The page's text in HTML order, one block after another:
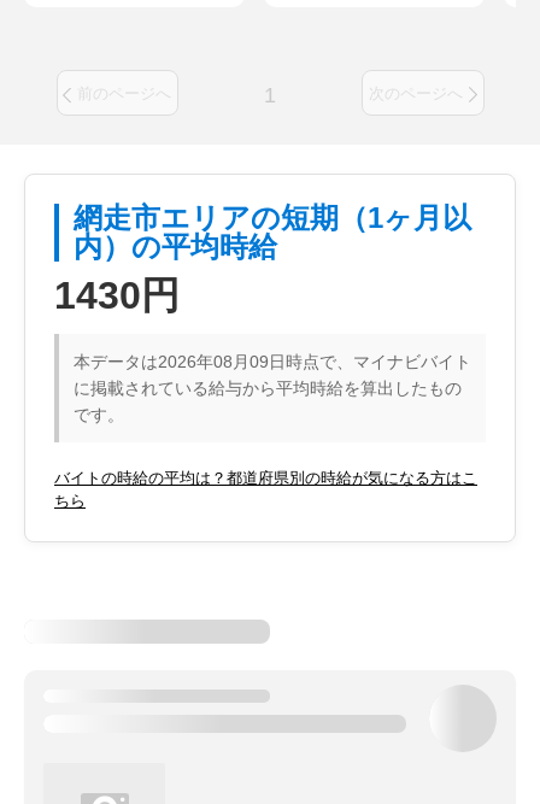
前のページへ 1 次のページへ
網走市エリアの短期（1ヶ月以
内）の平均時給
1430円
本データは2026年08月09日時点で、マイナビバイト
に掲載されている給与から平均時給を算出したもの
です。
バイトの時給の平均は？都道府県別の時給が気になる方はこ
ちら